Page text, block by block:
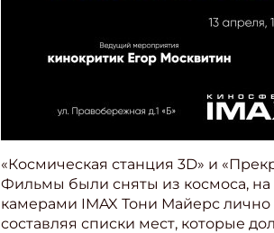
«Космическая станция 3D» и
Фильмы были сняты из космоса, на
камерами IMAX Тони Майерс лично
составляя списки мест, которые